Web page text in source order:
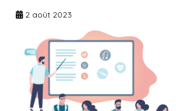
2 août 2023